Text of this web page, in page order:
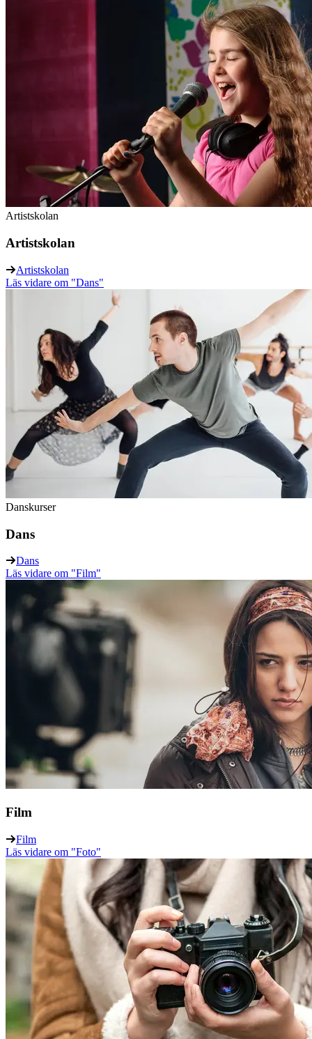
Artistskolan
Artistskolan
Artistskolan
Läs vidare om "Dans"
Danskurser
Dans
Dans
Läs vidare om "Film"
Film
Film
Läs vidare om "Foto"